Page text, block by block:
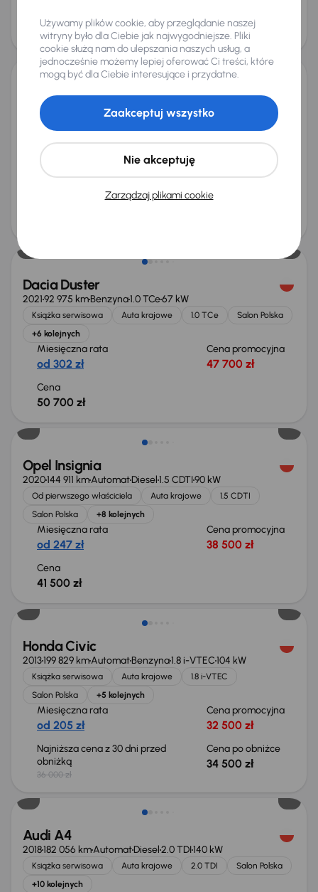
Cena
103 000 zł
Możliwość odliczenia VAT
Dacia Duster
2023 Diesel1.5 Blue dCi85 kW
Od pierwszego właściciela
Salon Polska
+6 kolejnych
od 351 zł 56 000 zł
Najniższa cena z 30 dni przed
Cena po obniżce
Dacia Duster
202192 975 kmBenzyna1.0 TCe67 kW
Książka serwisowa Auta krajowe 1.0 TCe
Salon Polska
+6 kolejnych
Miesięczna rata
od 302 zł
Cena promocyjna
47 700 zł
Cena
50 700 zł
Możliwość odliczenia VAT
Opel Insignia
2020144 911 kmAutomatDiesel1.5 CDTI90 kW
Od pierwszego właściciela Auta krajowe
1.5 CDTI
Salon Polska
+8 kolejnych
Miesięczna rata
od 247 zł
Cena promocyjna
38 500 zł
Cena
41 500 zł
Taniej o 1 500 zł
Honda Civic
2013199 829 kmAutomatBenzyna1.8 i-VTEC104 kW
Książka serwisowa Auta krajowe
1.8 i-VTEC
Salon Polska
+5 kolejnych
Miesięczna rata
od 205 zł
Cena promocyjna
32 500 zł
Najniższa cena z 30 dni przed
obniżką
36 000 zł
Cena po obniżce
34 500 zł
Audi A4
2018182 056 kmAutomatDiesel2.0 TDI140 kW
Książka serwisowa Auta krajowe 2.0 TDI
Salon Polska
+10 kolejnych
Używamy plików cookie, aby przeglądanie naszej
witryny było dla Ciebie jak najwygodniejsze. Pliki
cookie służą nam do ulepszania naszych usług, a
jednocześnie możemy lepiej oferować Ci treści, które
mogą być dla Ciebie interesujące i przydatne.
Zarządzaj plikami cookie
Nie akceptuję
Zaakceptuj wszystko